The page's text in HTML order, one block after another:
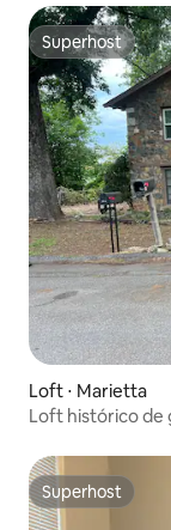
Superhost
Superhost
Loft ⋅ Marietta
Loft histórico de
Superhost
Superhost